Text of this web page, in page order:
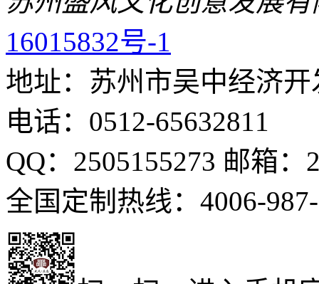
16015832号-1
地址：苏州市吴中经济
电话：0512-65632811
QQ：2505155273 邮箱：
全国定制热线：4006-